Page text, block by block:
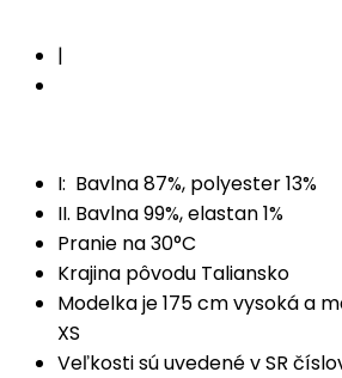
|
I: Bavlna 87%, polyester 13%
II. Bavlna 99%, elastan 1%
Pranie na 30°C
Krajina pôvodu Taliansko
Modelka je 175 cm vysoká a
XS
Veľkosti sú uvedené v SR